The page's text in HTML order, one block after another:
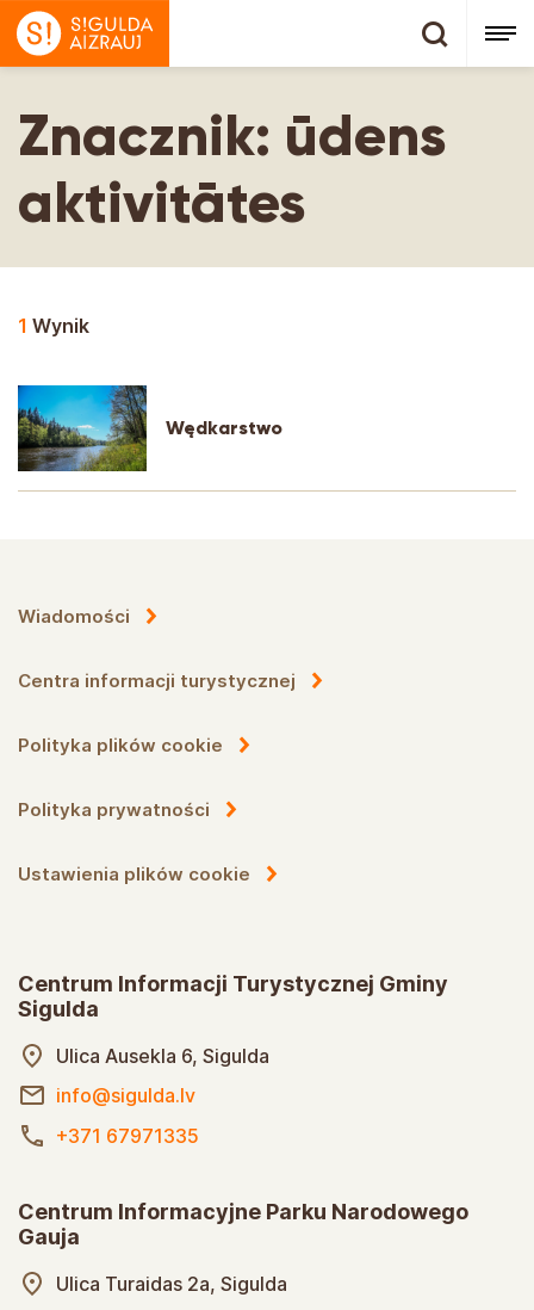
Znacznik: ūdens
aktivitātes
1 Wynik
Wędkarstwo
Wiadomości
Centra informacji turystycznej
Polityka plików cookie
Polityka prywatności
Ustawienia plików cookie
Centrum Informacji Turystycznej Gminy
Sigulda
Ulica Ausekla 6, Sigulda
info@sigulda.lv
+371 67971335
Centrum Informacyjne Parku Narodowego
Gauja
Ulica Turaidas 2a, Sigulda